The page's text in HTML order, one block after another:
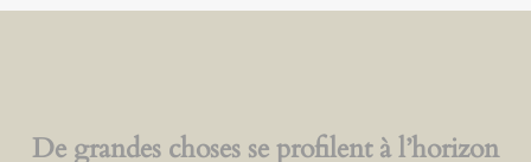
De grandes choses se profilent à l’horizon